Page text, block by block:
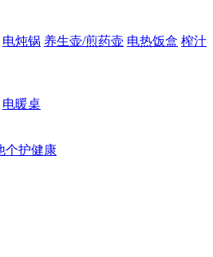
电炖锅 养生壶/煎药壶 电热饭盒 榨汁
电暖桌
个护健康